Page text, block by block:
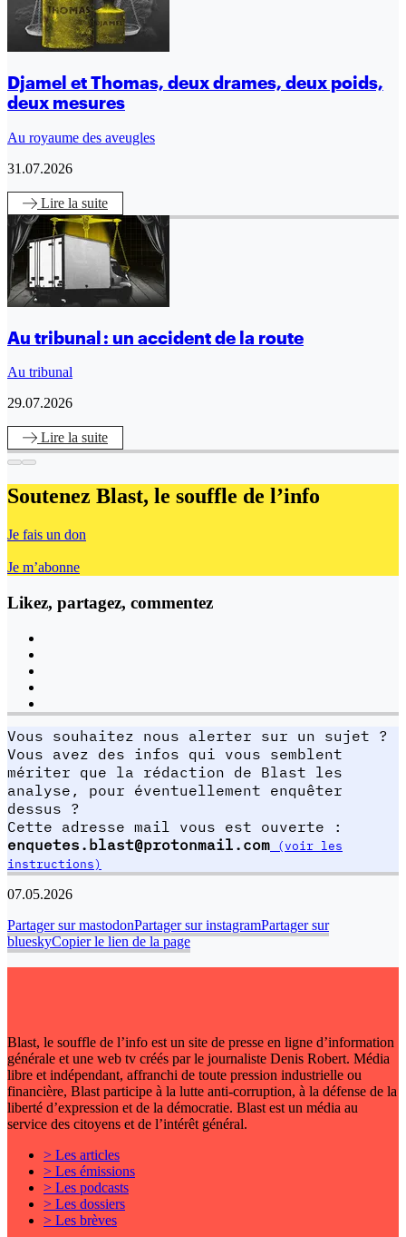
Djamel et Thomas, deux drames, deux poids,
deux mesures
Au royaume des aveugles
31.07.2026
Lire la suite
Au tribunal : un accident de la route
Au tribunal
29.07.2026
Lire la suite
Soutenez Blast, le souffle de l’info
Je fais un don
Je m’abonne
Likez, partagez, commentez
Vous souhaitez nous alerter sur un sujet ?
Vous avez des infos qui vous semblent
mériter que la rédaction de Blast les
analyse, pour éventuellement enquêter
dessus ?
Cette adresse mail vous est ouverte :
enquetes.blast@protonmail.com (voir les
instructions)
07.05.2026
Partager sur mastodonPartager sur instagramPartager sur
blueskyCopier le lien de la page
Blast, le souffle de l’info est un site de presse en ligne d’information
générale et une web tv créés par le journaliste Denis Robert. Média
libre et indépendant, affranchi de toute pression industrielle ou
financière, Blast participe à la lutte anti-corruption, à la défense de la
liberté d’expression et de la démocratie. Blast est un média au
service des citoyens et de l’intérêt général.
> Les articles
> Les émissions
> Les podcasts
> Les dossiers
> Les brèves